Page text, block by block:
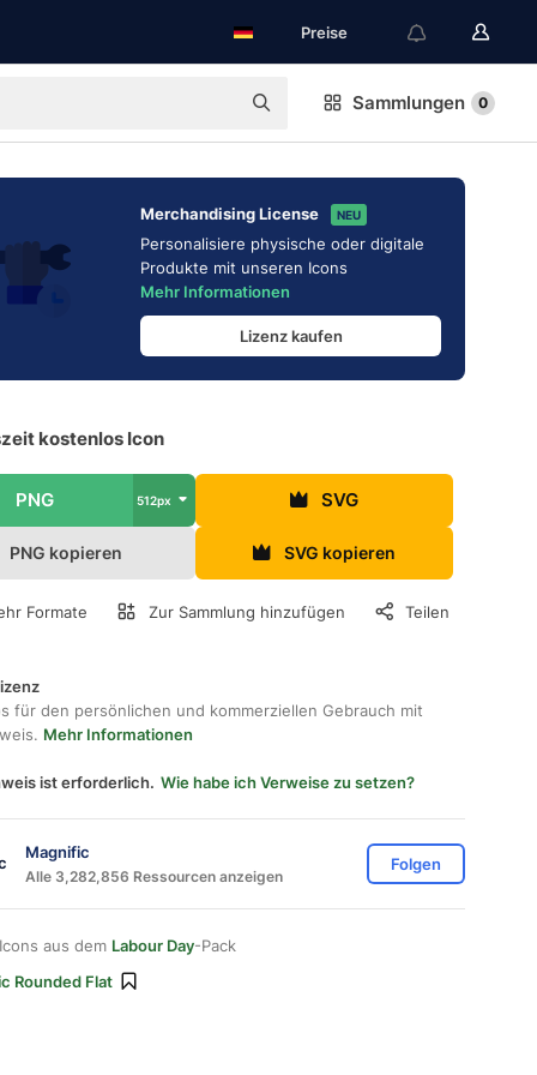
Preise
Sammlungen 0
Merchandising License NEU
Personalisiere physische oder digitale
Produkte mit unseren Icons
Mehr Informationen
Lizenz kaufen
kostenlos Icon
PNG 512px SVG
PNG kopieren SVG kopieren
Formate Zur Sammlung hinzufügen Teilen
für den persönlichen und kommerziellen Gebrauch mit
Mehr Informationen
ist erforderlich. Wie habe ich Verweise zu setzen?
Magnific
Alle 3,282,856 Ressourcen anzeigen
Folgen
aus dem Labour Day-Pack
Rounded Flat